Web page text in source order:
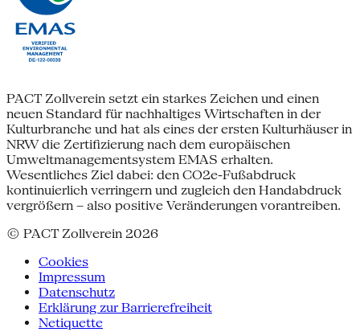
PACT Zollverein setzt ein starkes Zeichen und einen
neuen Standard für nachhaltiges Wirtschaften in der
Kulturbranche und hat als eines der ersten Kulturhäuser in
NRW die Zertifizierung nach dem europäischen
Umweltmanagementsystem EMAS erhalten.
Wesentliches Ziel dabei: den CO2e-Fußabdruck
kontinuierlich verringern und zugleich den Handabdruck
vergrößern – also positive Veränderungen vorantreiben.
© PACT Zollverein 2026
Cookies
Impressum
Datenschutz
Erklärung zur Barrierefreiheit
Netiquette